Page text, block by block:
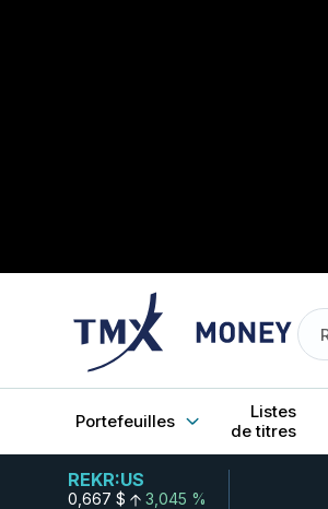
Portefeuilles
Listes
de titres
REKR:US
0,667 $ 3,045 %